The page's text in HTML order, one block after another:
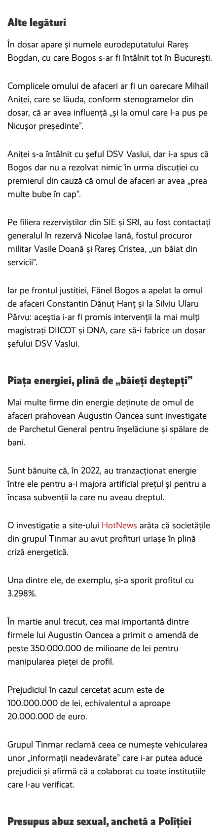
Alte legături
În dosar apare și numele eurodeputatului Rareș
Bogdan, cu care Bogos s-ar fi întâlnit tot în București.
Complicele omului de afaceri ar fi un oarecare Mihail
Aniţei, care se lăuda, conform stenogramelor din
dosar, că ar avea influență „și la omul care l-a pus pe
Nicuşor preşedinte”.
Aniței s-a întâlnit cu șeful DSV Vaslui, dar i-a spus că
Bogos dar nu a rezolvat nimic în urma discuției cu
premierul din cauză că omul de afaceri ar avea „prea
multe bube în cap”.
Pe filiera rezerviștilor din SIE și SRI, au fost contactați
generalul în rezervă Nicolae Iană, fostul procuror
militar Vasile Doană și Rareș Cristea, „un băiat din
servicii”.
Iar pe frontul justiției, Fănel Bogos a apelat la omul
de afaceri Constantin Dănuț Hanț și la Silviu Ularu
Pârvu: aceștia i-ar fi promis intervenții la mai mulți
magistrați DIICOT și DNA, care să-i fabrice un dosar
șefului DSV Vaslui.
Piața energiei, plină de „băieți deștepți”
Mai multe firme din energie deținute de omul de
afaceri prahovean Augustin Oancea sunt investigate
de Parchetul General pentru înșelăciune și spălare de
bani.
Sunt bănuite că, în 2022, au tranzacționat energie
între ele pentru a-i majora artificial prețul și pentru a
încasa subvenții la care nu aveau dreptul.
O investigație a site-ului HotNews arăta că societățile
din grupul Tinmar au avut profituri uriașe în plină
criză energetică.
Una dintre ele, de exemplu, și-a sporit profitul cu
3.298%.
În martie anul trecut, cea mai importantă dintre
firmele lui Augustin Oancea a primit o amendă de
peste 350.000.000 de milioane de lei pentru
manipularea pieței de profil.
Prejudiciul în cazul cercetat acum este de
100.000.000 de lei, echivalentul a aproape
20.000.000 de euro.
Grupul Tinmar reclamă ceea ce numește vehicularea
unor „informații neadevărate” care i-ar putea aduce
prejudicii și afirmă că a colaborat cu toate instituțiile
care l-au verificat.
Presupus abuz sexual, anchetă a Poliției